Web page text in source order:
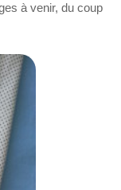
à venir, du coup